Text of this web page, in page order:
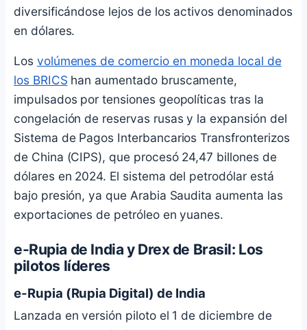
diversificándose lejos de los activos denominados
en dólares.
Los volúmenes de comercio en moneda local de
los BRICS han aumentado bruscamente,
impulsados por tensiones geopolíticas tras la
congelación de reservas rusas y la expansión del
Sistema de Pagos Interbancarios Transfronterizos
de China (CIPS), que procesó 24,47 billones de
dólares en 2024. El sistema del petrodólar está
bajo presión, ya que Arabia Saudita aumenta las
exportaciones de petróleo en yuanes.
e-Rupia de India y Drex de Brasil: Los
pilotos líderes
e-Rupia (Rupia Digital) de India
Lanzada en versión piloto el 1 de diciembre de